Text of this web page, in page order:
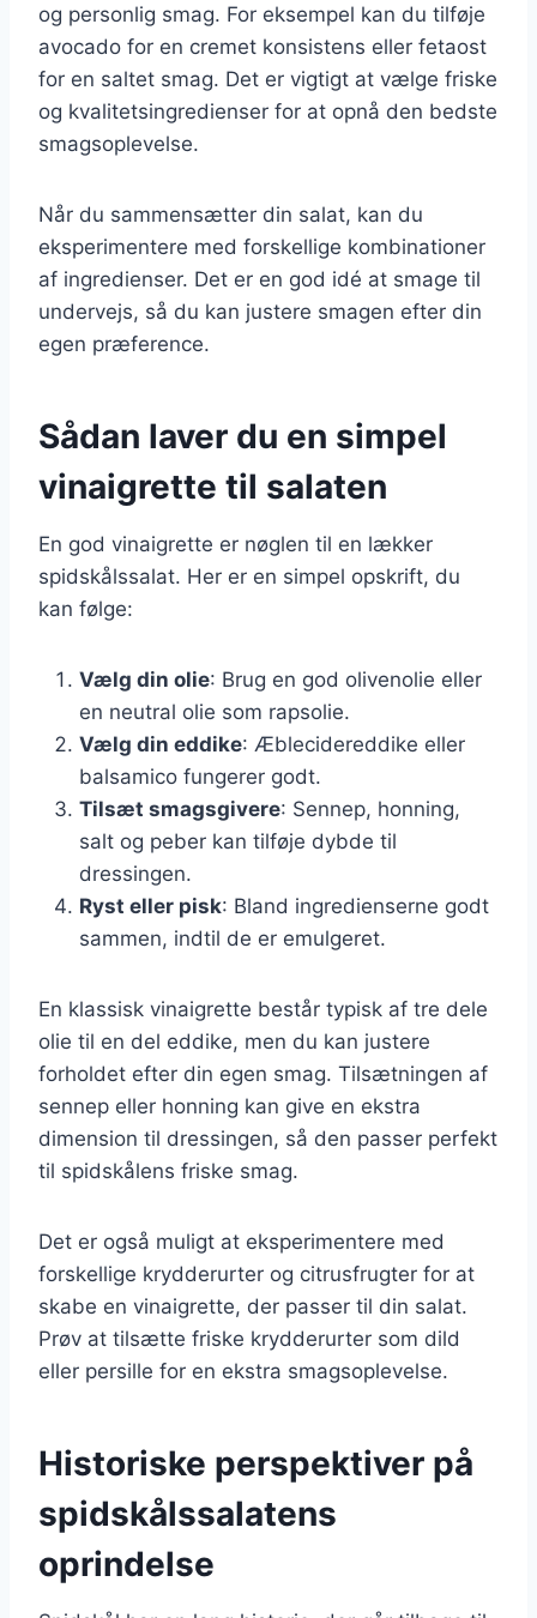
og personlig smag. For eksempel kan du tilføje
avocado for en cremet konsistens eller fetaost
for en saltet smag. Det er vigtigt at vælge friske
og kvalitetsingredienser for at opnå den bedste
smagsoplevelse.
Når du sammensætter din salat, kan du
eksperimentere med forskellige kombinationer
af ingredienser. Det er en god idé at smage til
undervejs, så du kan justere smagen efter din
egen præference.
Sådan laver du en simpel
vinaigrette til salaten
En god vinaigrette er nøglen til en lækker
spidskålssalat. Her er en simpel opskrift, du
kan følge:
Vælg din olie: Brug en god olivenolie eller
en neutral olie som rapsolie.
Vælg din eddike: Æblecidereddike eller
balsamico fungerer godt.
Tilsæt smagsgivere: Sennep, honning,
salt og peber kan tilføje dybde til
dressingen.
Ryst eller pisk: Bland ingredienserne godt
sammen, indtil de er emulgeret.
En klassisk vinaigrette består typisk af tre dele
olie til en del eddike, men du kan justere
forholdet efter din egen smag. Tilsætningen af
sennep eller honning kan give en ekstra
dimension til dressingen, så den passer perfekt
til spidskålens friske smag.
Det er også muligt at eksperimentere med
forskellige krydderurter og citrusfrugter for at
skabe en vinaigrette, der passer til din salat.
Prøv at tilsætte friske krydderurter som dild
eller persille for en ekstra smagsoplevelse.
Historiske perspektiver på
spidskålssalatens
oprindelse